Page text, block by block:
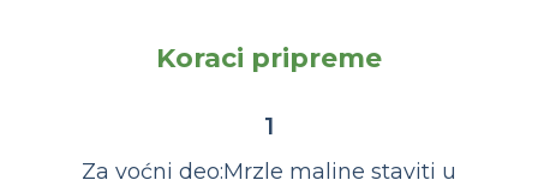
Koraci pripreme
1
Za voćni deo:Mrzle maline staviti u